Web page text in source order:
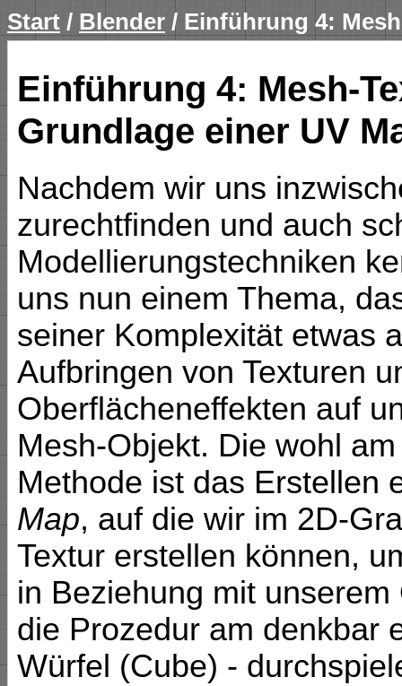
Start / Blender / Einführung 4:
Einführung 4: Mesh-
Grundlage einer UV
Nachdem wir uns
zurechtfinden und auch
Modellierungstechniken
uns nun einem Thema,
seiner Komplexität etwas
Aufbringen von Texturen
Oberflächeneffekten auf
Mesh-Objekt. Die wohl
Methode ist das Erstellen
Map, auf die wir im 2D-
Textur erstellen können,
in Beziehung mit
die Prozedur am denkbar
Würfel (Cube) -